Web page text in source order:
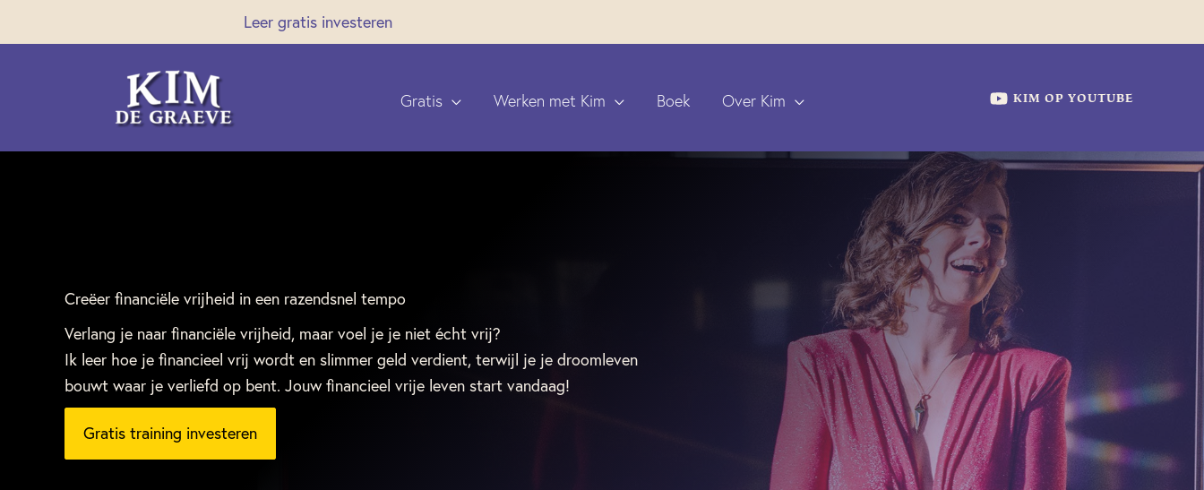
Leer gratis investeren
Gratis Werken met Kim Boek Over Kim KIM OP YOUTUBE
Creëer financiële vrijheid in een razendsnel tempo
Verlang je naar financiële vrijheid, maar voel je je niet écht vrij?
Ik leer hoe je financieel vrij wordt en slimmer geld verdient, terwijl je je droomleven
bouwt waar je verliefd op bent. Jouw financieel vrije leven start vandaag!
Gratis training investeren